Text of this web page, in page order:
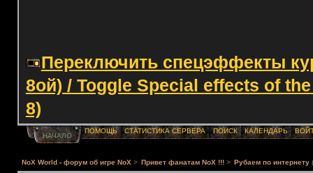
Переключить спецэффекты
8ой) / Toggle Special effects of
8)
НАЧАЛО
ПОМОЩЬ СТАТИСТИКА СЕРВЕРА ПОИСК КАЛЕНДАРЬ
NoX World - форум об игре NoX > Привет фанатам NoX !!! > Рубаем по интернету